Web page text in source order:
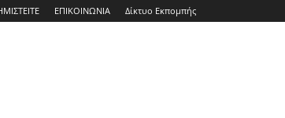
ΕΠΙΚΟΙΝΩΝΙΑ Δίκτυο Εκπομπής